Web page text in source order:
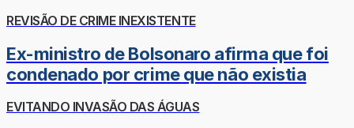
REVISÃO DE CRIME INEXISTENTE
Ex-ministro de Bolsonaro afirma que foi
condenado por crime que não existia
EVITANDO INVASÃO DAS ÁGUAS